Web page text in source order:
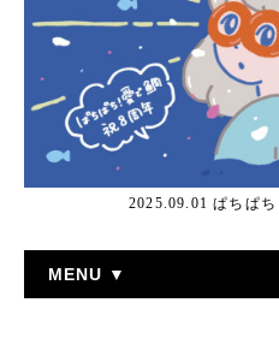
2025.09.01 ぱちぱち
MENU ▼